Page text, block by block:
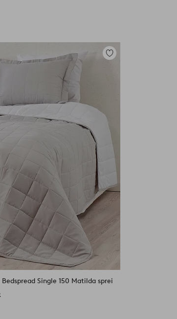
Toevoegen
Bedspread Single 150 Matilda sprei